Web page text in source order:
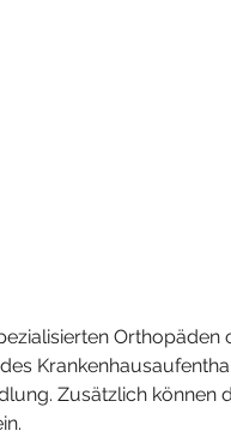
Zusätzlich können